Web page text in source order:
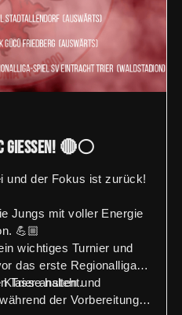
Giessen! 🔴⚪️
und der Fokus ist zurück!
Jungs mit voller Energie
💪🏼
wichtiges Turnier und
das erste Regionalliga-
Trier ansteht.
halten und
der Vorbereitung!